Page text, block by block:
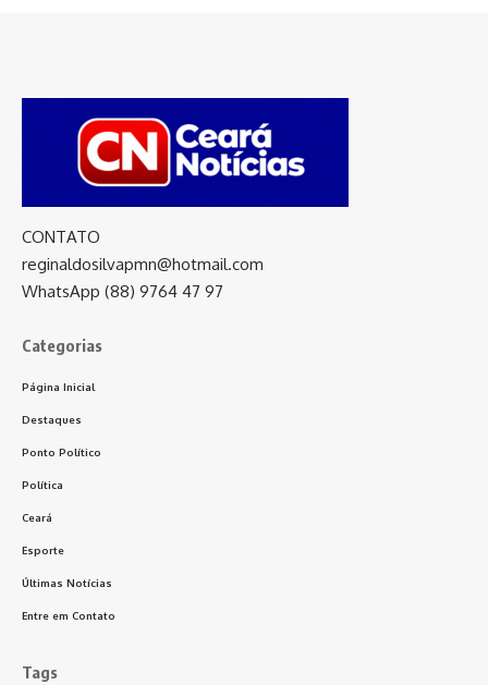
CONTATO
reginaldosilvapmn@hotmail.com
WhatsApp (88) 9764 47 97
Categorias
Página Inicial
Destaques
Ponto Político
Política
Ceará
Esporte
Últimas Notícias
Entre em Contato
Tags